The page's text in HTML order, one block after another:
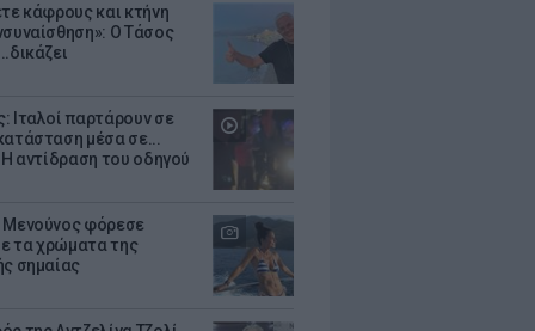
κάφρους και κτήνη
Ο Τάσος
Ιταλοί παρτάρουν σε
μέσα σε...
Η αντίδραση του οδηγού
Μενούνος φόρεσε
τα χρώματα της
σημαίας